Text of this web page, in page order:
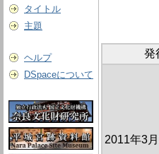
タイトル
主題
ヘルプ
DSpaceについて
発
2011年3